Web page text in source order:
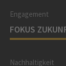
Engagement
FOKUS
Nachhaltigkeit